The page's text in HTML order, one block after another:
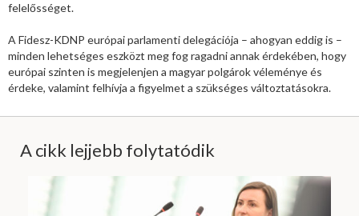
felelősséget.
A Fidesz-KDNP európai parlamenti delegációja – ahogyan eddig is –
minden lehetséges eszközt meg fog ragadni annak érdekében, hogy
európai szinten is megjelenjen a magyar polgárok véleménye és
érdeke, valamint felhívja a figyelmet a szükséges változtatásokra.
A cikk lejjebb folytatódik